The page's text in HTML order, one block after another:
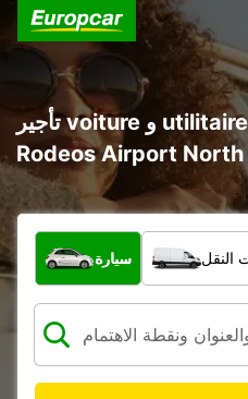
تأجير voiture و utilitaire في Tenerife-Los
Rodeos Airport North
ما نوع المركبة؟
سيارة النقل